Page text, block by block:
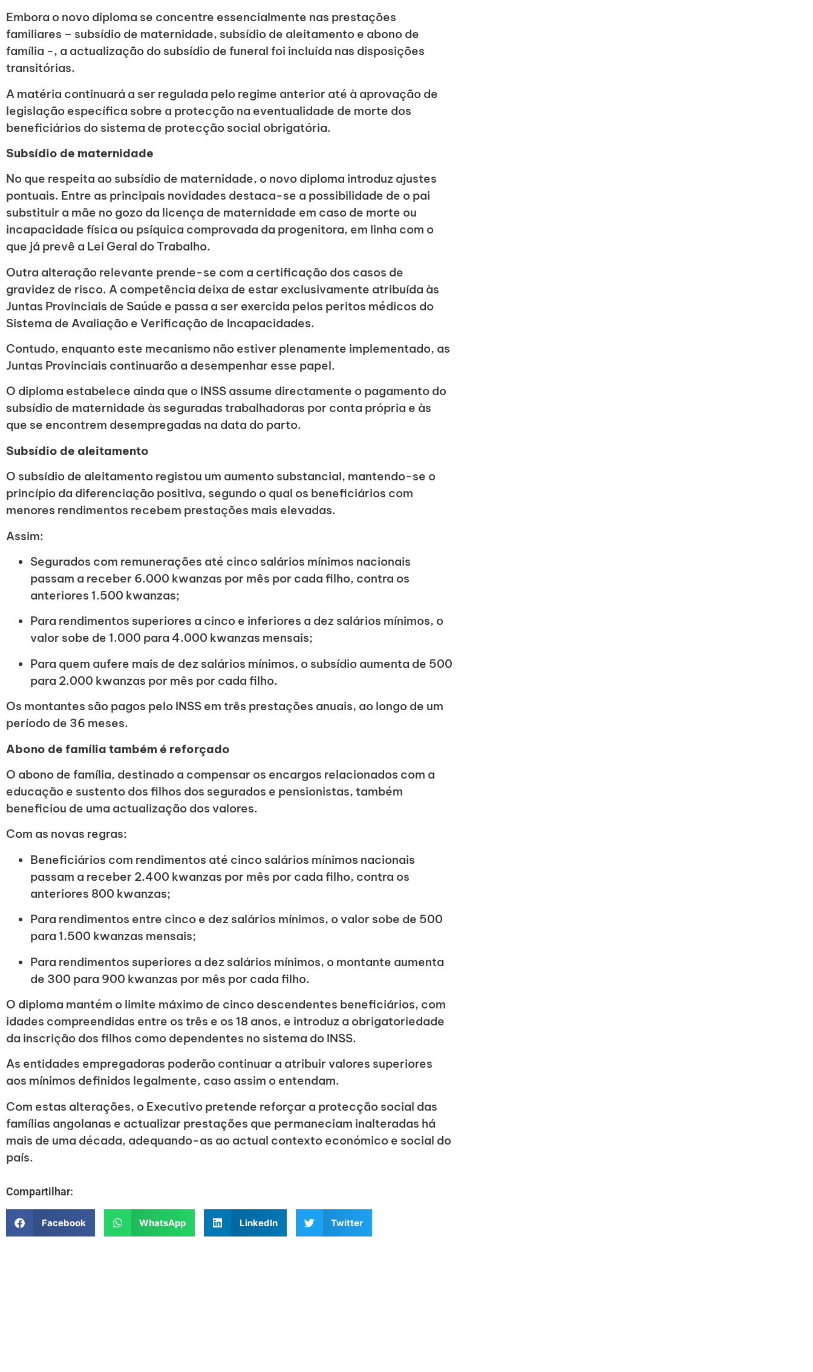
Embora o novo diploma se concentre essencialmente nas prestações
familiares – subsídio de maternidade, subsídio de aleitamento e abono de
família -, a actualização do subsídio de funeral foi incluída nas disposições
transitórias.
A matéria continuará a ser regulada pelo regime anterior até à aprovação de
legislação específica sobre a protecção na eventualidade de morte dos
beneficiários do sistema de protecção social obrigatória.
Subsídio de maternidade
No que respeita ao subsídio de maternidade, o novo diploma introduz ajustes
pontuais. Entre as principais novidades destaca-se a possibilidade de o pai
substituir a mãe no gozo da licença de maternidade em caso de morte ou
incapacidade física ou psíquica comprovada da progenitora, em linha com o
que já prevê a Lei Geral do Trabalho.
Outra alteração relevante prende-se com a certificação dos casos de
gravidez de risco. A competência deixa de estar exclusivamente atribuída às
Juntas Provinciais de Saúde e passa a ser exercida pelos peritos médicos do
Sistema de Avaliação e Verificação de Incapacidades.
Contudo, enquanto este mecanismo não estiver plenamente implementado, as
Juntas Provinciais continuarão a desempenhar esse papel.
O diploma estabelece ainda que o INSS assume directamente o pagamento do
subsídio de maternidade às seguradas trabalhadoras por conta própria e às
que se encontrem desempregadas na data do parto.
Subsídio de aleitamento
O subsídio de aleitamento registou um aumento substancial, mantendo-se o
princípio da diferenciação positiva, segundo o qual os beneficiários com
menores rendimentos recebem prestações mais elevadas.
Assim:
Segurados com remunerações até cinco salários mínimos nacionais
passam a receber 6.000 kwanzas por mês por cada filho, contra os
anteriores 1.500 kwanzas;
Para rendimentos superiores a cinco e inferiores a dez salários mínimos, o
valor sobe de 1.000 para 4.000 kwanzas mensais;
Para quem aufere mais de dez salários mínimos, o subsídio aumenta de 500
para 2.000 kwanzas por mês por cada filho.
Os montantes são pagos pelo INSS em três prestações anuais, ao longo de um
período de 36 meses.
Abono de família também é reforçado
O abono de família, destinado a compensar os encargos relacionados com a
educação e sustento dos filhos dos segurados e pensionistas, também
beneficiou de uma actualização dos valores.
Com as novas regras:
Beneficiários com rendimentos até cinco salários mínimos nacionais
passam a receber 2.400 kwanzas por mês por cada filho, contra os
anteriores 800 kwanzas;
Para rendimentos entre cinco e dez salários mínimos, o valor sobe de 500
para 1.500 kwanzas mensais;
Para rendimentos superiores a dez salários mínimos, o montante aumenta
de 300 para 900 kwanzas por mês por cada filho.
O diploma mantém o limite máximo de cinco descendentes beneficiários, com
idades compreendidas entre os três e os 18 anos, e introduz a obrigatoriedade
da inscrição dos filhos como dependentes no sistema do INSS.
As entidades empregadoras poderão continuar a atribuir valores superiores
aos mínimos definidos legalmente, caso assim o entendam.
Com estas alterações, o Executivo pretende reforçar a protecção social das
famílias angolanas e actualizar prestações que permaneciam inalteradas há
mais de uma década, adequando-as ao actual contexto económico e social do
país.
Compartilhar:
Facebook WhatsApp LinkedIn Twitter